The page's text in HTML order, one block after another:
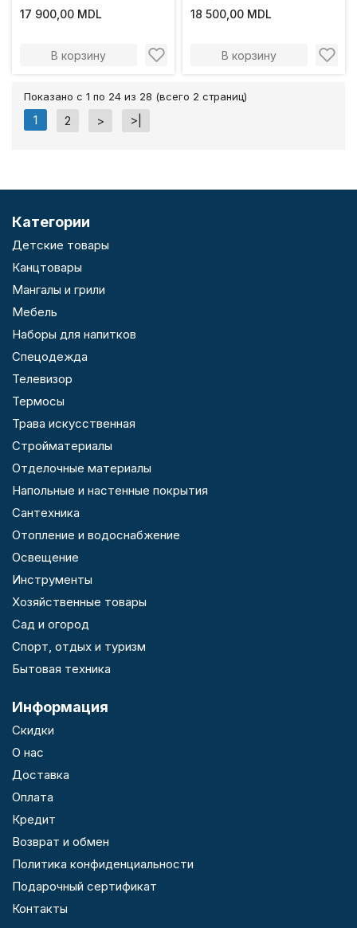
17 900,00 MDL
В корзину
18 500,00 MDL
В корзину
Показано с 1 по 24 из 28 (всего 2 страниц)
1 2 > >|
Категории
Детские товары
Канцтовары
Мангалы и грили
Мебель
Наборы для напитков
Спецодежда
Телевизор
Термосы
Трава искусственная
Стройматериалы
Отделочные материалы
Напольные и настенные покрытия
Сантехника
Отопление и водоснабжение
Освещение
Инструменты
Хозяйственные товары
Сад и огород
Спорт, отдых и туризм
Бытовая техника
Информация
Скидки
О нас
Доставка
Оплата
Кредит
Возврат и обмен
Политика конфиденциальности
Подарочный сертификат
Контакты